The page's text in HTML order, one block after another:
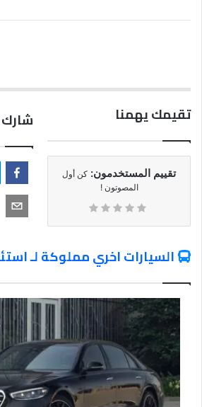
تقيمك يهمنا
تقييم المستخدمون: كن أول
المصوتون !
السيارات اخري مملوكة لـ